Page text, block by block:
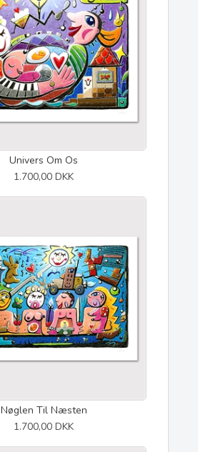
Univers Om Os
1.700,00 DKK
Nøglen Til Næsten
1.700,00 DKK